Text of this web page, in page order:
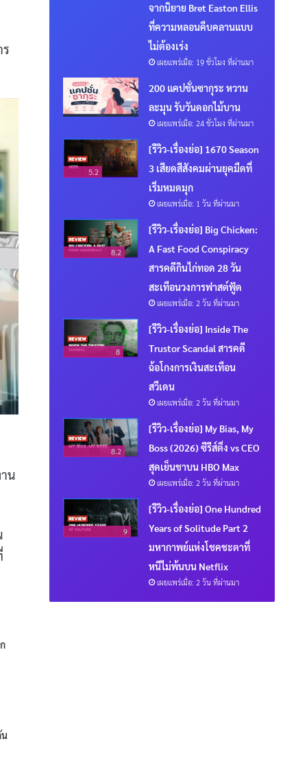
น
น
จากนิยาย Bret Easton Ellis
ที่ความหลอนคืบคลานแบบ
ไม่ต้องเร่ง
เผยแพร่เมื่อ: 19 ชั่วโมง ที่ผ่านมา
200 แคปชั่นซากุระ หวาน
ละมุน รับวันดอกไม้บาน
เผยแพร่เมื่อ: 24 ชั่วโมง ที่ผ่านมา
5.2
[รีวิว-เรื่องย่อ] 1670 Season
3 เสียดสีสังคมผ่านยุคมืดที่
เริ่มหมดมุก
เผยแพร่เมื่อ: 1 วัน ที่ผ่านมา
8.2
[รีวิว-เรื่องย่อ] Big Chicken:
A Fast Food Conspiracy
สารคดีกินไก่ทอด 28 วัน
สะเทือนวงการฟาสต์ฟู้ด
เผยแพร่เมื่อ: 2 วัน ที่ผ่านมา
8
[รีวิว-เรื่องย่อ] Inside The
Trustor Scandal สารคดี
ฉ้อโกงการเงินสะเทือน
สวีเดน
เผยแพร่เมื่อ: 2 วัน ที่ผ่านมา
8.2
[รีวิว-เรื่องย่อ] My Bias, My
Boss (2026) ซีรีส์ติ่ง vs CEO
สุดเย็นชาบน HBO Max
เผยแพร่เมื่อ: 2 วัน ที่ผ่านมา
9
[รีวิว-เรื่องย่อ] One Hundred
Years of Solitude Part 2
มหากาพย์แห่งโชคชะตาที่
หนีไม่พ้นบน Netflix
เผยแพร่เมื่อ: 2 วัน ที่ผ่านมา